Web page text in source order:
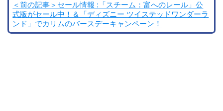
＜前の記事＞セール情報 :「スチーム：富へのレール」公
式版がセール中！＆「ディズニー ツイステッドワンダーラ
ンド」でカリムのバースデーキャンペーン！